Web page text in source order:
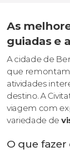
As
guiadas e
A cidade de
que
atividades
destino. A
viagem com
variedade de
O que